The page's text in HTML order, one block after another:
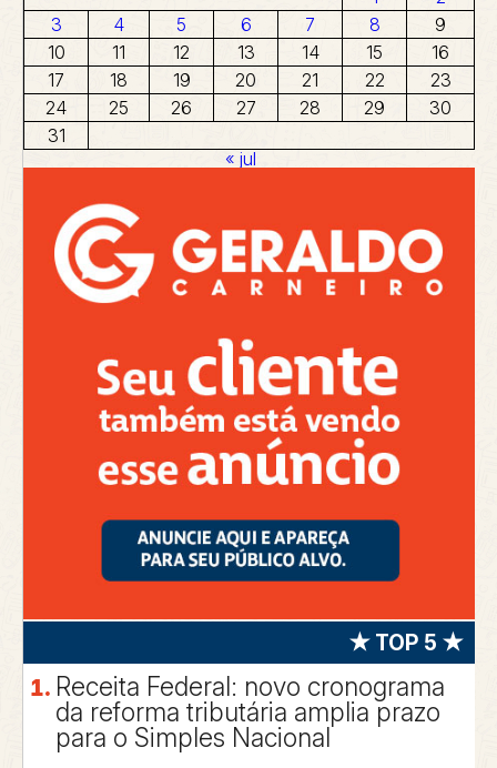
3
4 5 6 7 8
9
10
11 12 13 14 15
16
17
18 19 20 21 22
23
24
25 26 27 28 29
30
31
« jul
★ TOP 5 ★
Receita Federal: novo cronograma
da reforma tributária amplia prazo
para o Simples Nacional